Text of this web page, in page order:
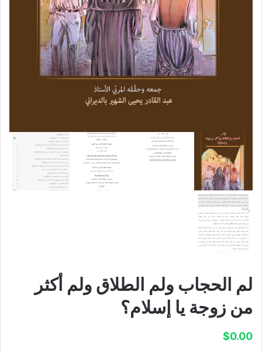
لم الحجاب ولم الطلاق ولم أكثر
من زوجة يا إسلام؟
$0.00